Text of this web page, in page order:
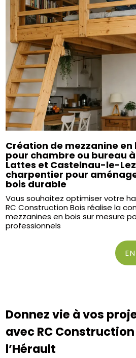
Création de mezzanine en
pour chambre ou bureau
Lattes et Castelnau-le-
charpentier pour
bois durable
Vous souhaitez optimiser votre
RC Construction Bois réalise la
mezzanines en bois sur mesure
professionnels
Donnez vie à vos
avec RC
l’Hérault